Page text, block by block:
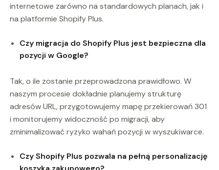
internetowe zarówno na standardowych planach, jak i
na platformie Shopify Plus.
Czy migracja do Shopify Plus jest bezpieczna dla
pozycji w Google?
Tak, o ile zostanie przeprowadzona prawidłowo. W
naszym procesie dokładnie planujemy strukturę
adresów URL, przygotowujemy mapę przekierowań 301
i monitorujemy widoczność po migracji, aby
zminimalizować ryzyko wahań pozycji w wyszukiwarce.
Czy Shopify Plus pozwala na pełną personalizację